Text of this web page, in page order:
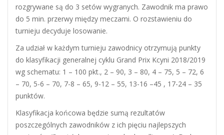
rozgrywane są do 3 setów wygranych. Zawodnik ma prawo
do 5 min. przerwy między meczami. O rozstawieniu do
turnieju decyduje losowanie.
Za udział w każdym turnieju zawodnicy otrzymują punkty
do klasyfikacji generalnej cyklu Grand Prix Kcyni 2018/2019
wg schematu: 1 – 100 pkt., 2 – 90, 3 – 80, 4 – 75, 5 – 72, 6
– 70, 5-6 – 70, 7-8 – 65, 9-12 – 55, 13-16 –45 , 17-24 – 35
punktów.
Klasyfikacja końcowa będzie sumą rezultatów
poszczególnych zawodników z ich pięciu najlepszych